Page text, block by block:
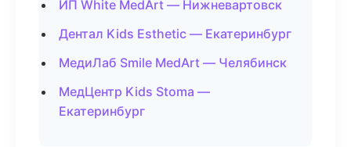
ИП White MedArt — Нижневартовск
Дентал Kids Esthetic — Екатеринбург
МедиЛаб Smile MedArt — Челябинск
МедЦентр Kids Stoma —
Екатеринбург